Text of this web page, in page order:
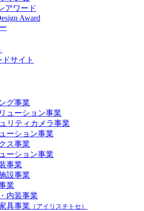
アワード
Award
サイト
グ事業
ューション事業
リティカメラ事業
ーション事業
ス事業
ーション事業
事業
設事業
業
内装事業
具事業 （アイリスチトセ）